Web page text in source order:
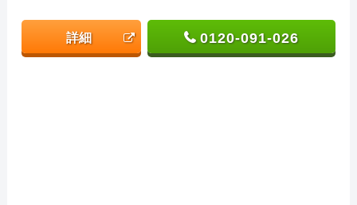
詳細 0120-091-026